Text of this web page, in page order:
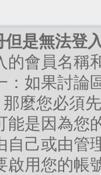
是無法登
的會員名稱
：如果討論
麼您必須
能是因為您
自己或由管
啟用您的帳